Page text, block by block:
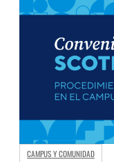
CAMPUS Y COMUNIDAD